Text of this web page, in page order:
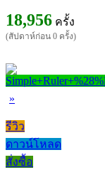
18,956 ครั้ง
(สัปดาห์ก่อน 0 ครั้ง)
»
รีวิว
ดาวน์โหลด
สั่งซื้อ